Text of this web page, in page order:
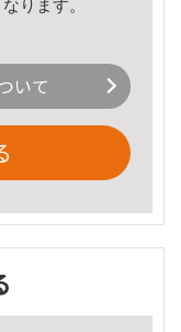
ります。
いて